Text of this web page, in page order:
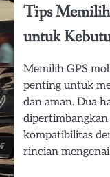
Tips
untuk
Memilih GPS
penting untuk
dan aman. Dua
kompatibilitas
rincian